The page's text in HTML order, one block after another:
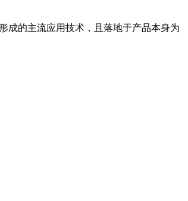
成的主流应用技术，且落地于产品本身为